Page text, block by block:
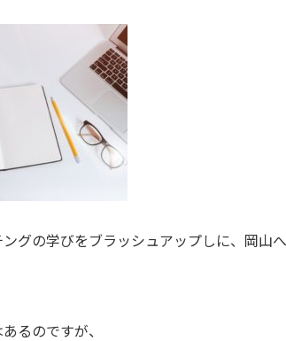
グの学びをブラッシュアップしに、岡山へ
るのですが、